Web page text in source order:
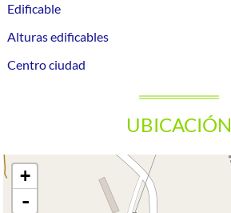
Edificable
Alturas edificables
Centro ciudad
UBICACIÓN
+
-